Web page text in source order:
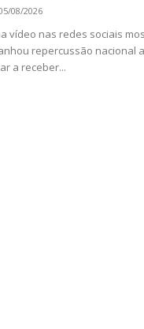
08/2026
vídeo nas redes sociais
repercussão nacional
a receber...